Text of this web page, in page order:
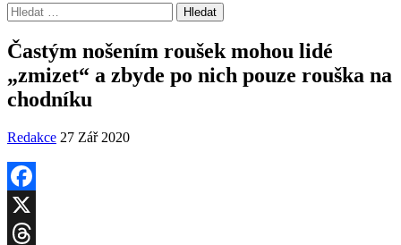
Vyhledávání
Častým nošením roušek mohou lidé
„zmizet“ a zbyde po nich pouze rouška na
chodníku
Redakce 27 Zář 2020
Facebook
X